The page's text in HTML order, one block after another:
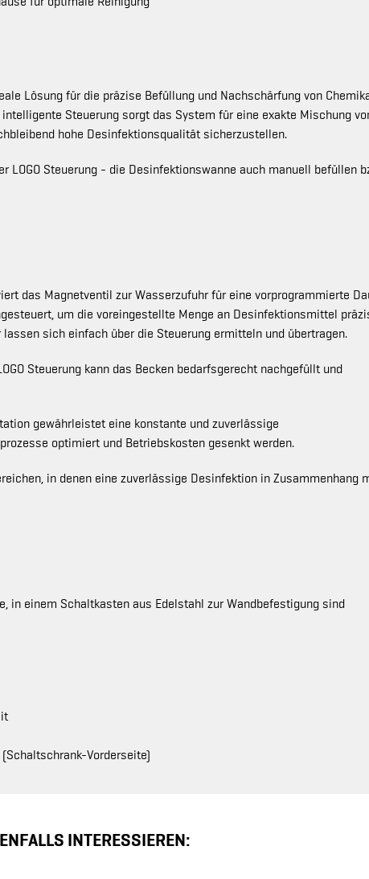
Lösung für die präzise Befüllung und Nachschärfung von
Steuerung sorgt das System für eine exakte Mischung
hohe Desinfektionsqualität sicherzustellen.
LOGO Steuerung - die Desinfektionswanne auch manuell befüllen
das Magnetventil zur Wasserzufuhr für eine vorprogrammierte
um die voreingestellte Menge an Desinfektionsmittel
sich einfach über die Steuerung ermitteln und übertragen.
Steuerung kann das Becken bedarfsgerecht nachgefüllt und
gewährleistet eine konstante und zuverlässige
optimiert und Betriebskosten gesenkt werden.
in denen eine zuverlässige Desinfektion in Zusammenhang
in einem Schaltkasten aus Edelstahl zur Wandbefestigung sind
Vorderseite)
INTERESSIEREN: